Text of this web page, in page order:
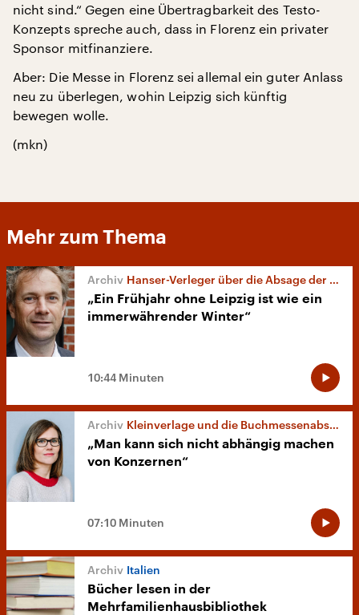
nicht sind.“ Gegen eine Übertragbarkeit des Testo-
Konzepts spreche auch, dass in Florenz ein privater
Sponsor mitfinanziere.
Aber: Die Messe in Florenz sei allemal ein guter Anlass
neu zu überlegen, wohin Leipzig sich künftig
bewegen wolle.
(mkn)
Mehr zum Thema
Hanser-Verleger über die Absage der Leipziger Buchmesse
„Ein Frühjahr ohne Leipzig ist wie ein
immerwährender Winter“
10:44 Minuten
Kleinverlage und die Buchmessenabsage
„Man kann sich nicht abhängig machen
von Konzernen“
07:10 Minuten
Italien
Bücher lesen in der
Mehrfamilienhausbibliothek